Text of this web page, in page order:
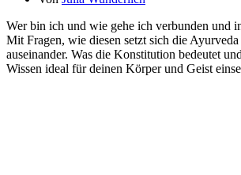
Wer bin ich und wie gehe ich verbunden und
Mit Fragen, wie diesen setzt sich die
auseinander. Was die Konstitution bedeutet
Wissen ideal für deinen Körper und Geist